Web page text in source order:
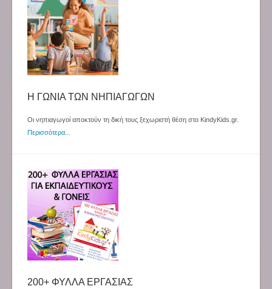
Η ΓΩΝΙΑ ΤΩΝ ΝΗΠΙΑΓΩΓΩΝ
Οι νηπιαγωγοί αποκτούν τη δική τους ξεχωριστή θέση στο KindyKids.gr.
Περισσότερα...
200+ ΦΥΛΛΑ ΕΡΓΑΣΙΑΣ